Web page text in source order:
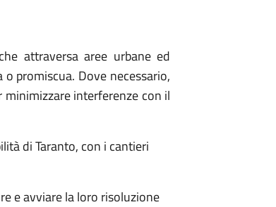
attraversa aree urbane ed
promiscua. Dove necessario,
minimizzare interferenze con il
di Taranto, con i cantieri
e avviare la loro risoluzione